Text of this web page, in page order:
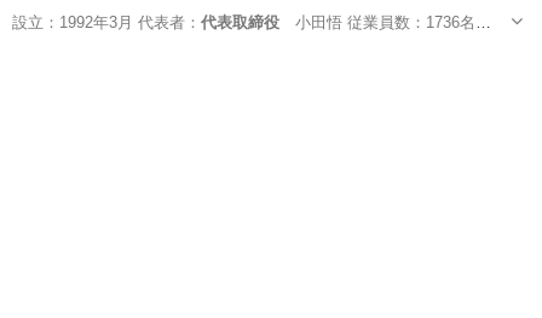
設立：1992年3月 代表者： 代表取締役小田悟 従業員数：1736名